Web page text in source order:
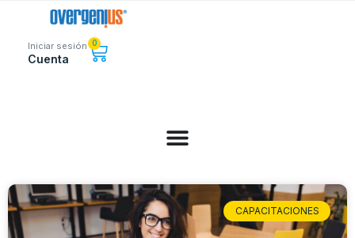
Iniciar sesión
Cuenta
0
CAPACITACIONES